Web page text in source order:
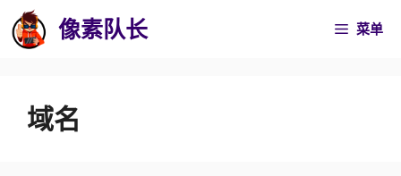
至
像素队长 菜单
域名